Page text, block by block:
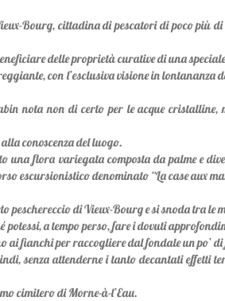
Bourg, cittadina di pescatori di poco più
delle proprietà curative di una
con l’esclusiva visione in lontananza
nota non di certo per le acque
conoscenza del luogo.
una flora variegata composta da palme e
escursionistico denominato “La case aux
di Vieux-Bourg e si snoda tra le
potessi, a tempo perso, fare i dovuti
fianchi per raccogliere dal fondale un po’
senza attenderne i tanto decantati effetti
cimitero di Morne-à-l’Eau.